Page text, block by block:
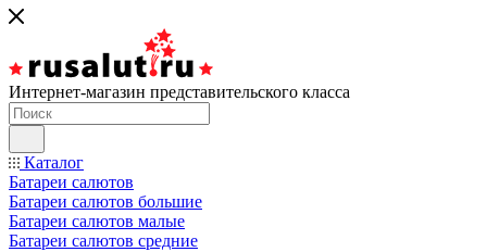
Интернет-магазин представительского класса
Каталог
Батареи салютов
Батареи салютов большие
Батареи салютов малые
Батареи салютов средние